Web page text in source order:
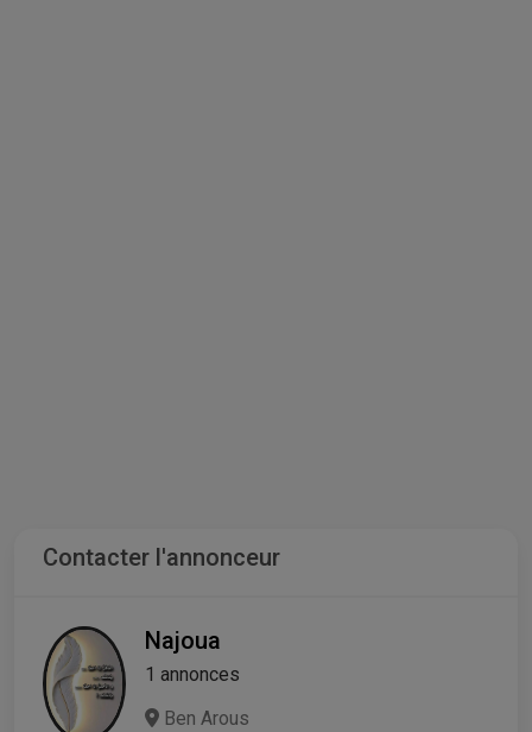
Contacter l'annonceur
Najoua
1 annonces
Ben Arous